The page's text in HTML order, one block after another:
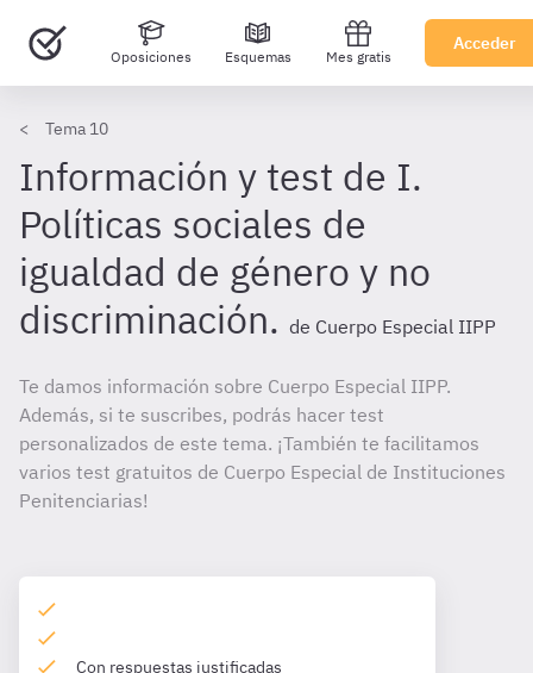
Oposiciones Esquemas Mes gratis
Acceder
Tema 10
Información y test de I.
Políticas sociales de
igualdad de género y no
discriminación. de Cuerpo Especial IIPP
Te damos información sobre Cuerpo Especial IIPP.
Además, si te suscribes, podrás hacer test
personalizados de este tema. ¡También te facilitamos
varios test gratuitos de Cuerpo Especial de Instituciones
Penitenciarias!
Con respuestas justificadas